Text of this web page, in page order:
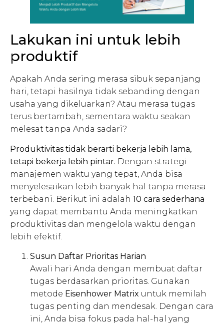
Lakukan ini untuk lebih
produktif
Apakah Anda sering merasa sibuk sepanjang
hari, tetapi hasilnya tidak sebanding dengan
usaha yang dikeluarkan? Atau merasa tugas
terus bertambah, sementara waktu seakan
melesat tanpa Anda sadari?
Produktivitas tidak berarti bekerja lebih lama,
tetapi bekerja lebih pintar. Dengan strategi
manajemen waktu yang tepat, Anda bisa
menyelesaikan lebih banyak hal tanpa merasa
terbebani. Berikut ini adalah 10 cara sederhana
yang dapat membantu Anda meningkatkan
produktivitas dan mengelola waktu dengan
lebih efektif.
Susun Daftar Prioritas Harian
Awali hari Anda dengan membuat daftar
tugas berdasarkan prioritas. Gunakan
metode Eisenhower Matrix untuk memilah
tugas penting dan mendesak. Dengan cara
ini, Anda bisa fokus pada hal-hal yang